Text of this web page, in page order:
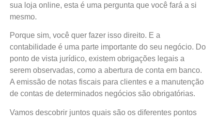
sua loja online, esta é uma pergunta que você fará a si
mesmo.
Porque sim, você quer fazer isso direito. E a
contabilidade é uma parte importante do seu negócio. Do
ponto de vista jurídico, existem obrigações legais a
serem observadas, como a abertura de conta em banco.
A emissão de notas fiscais para clientes e a manutenção
de contas de determinados negócios são obrigatórias.
Vamos descobrir juntos quais são os diferentes pontos